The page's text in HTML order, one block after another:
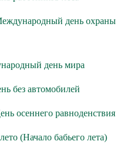
день охраны
день мира
без автомобилей
осеннего равноденствия
(Начало бабьего лета)